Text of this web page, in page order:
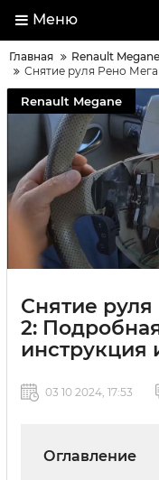
Меню
Главная
Renault Megane
Снятие руля Рено
Renault Megane
Снятие
2:
инструкция
03 10 2024, 17:53
Оглавление